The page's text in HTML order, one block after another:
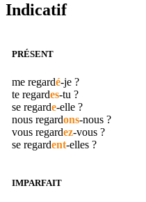
Indicatif
PRÉSENT
me regardé-je ?
te regardes-tu ?
se regarde-elle ?
nous regardons-nous ?
vous regardez-vous ?
se regardent-elles ?
IMPARFAIT